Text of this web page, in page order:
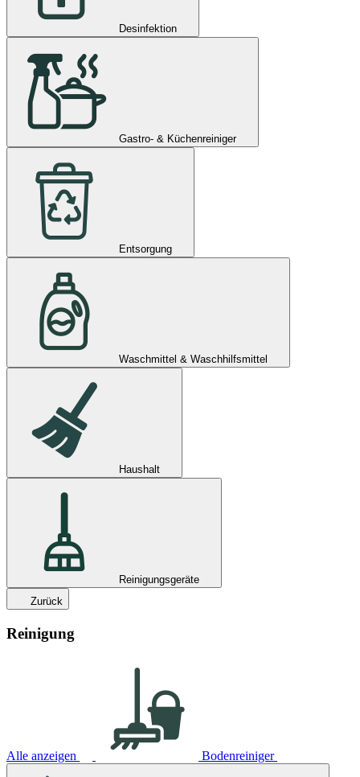
Desinfektion
Gastro- & Küchenreiniger
Entsorgung
Waschmittel & Waschhilfsmittel
Haushalt
Reinigungsgeräte
Zurück
Reinigung
Alle anzeigen Bodenreiniger